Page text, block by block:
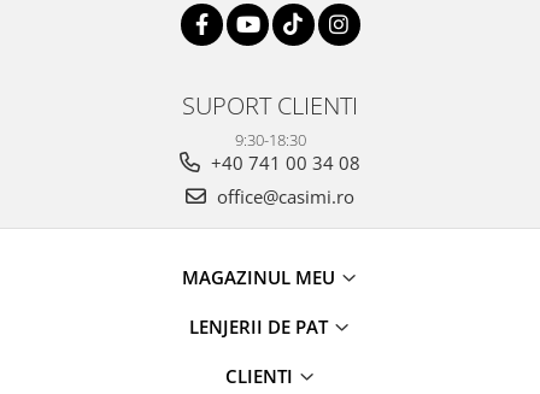
SUPORT CLIENTI
9:30-18:30
+40 741 00 34 08
office@casimi.ro
MAGAZINUL MEU
LENJERII DE PAT
CLIENTI